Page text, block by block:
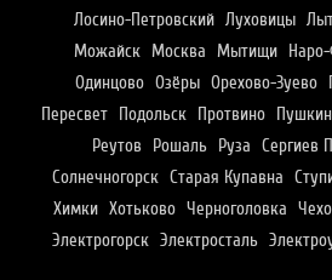
Лосино-Петровский Луховицы
Можайск Москва Мытищи
Одинцово Озёры Орехово-Зуево
Пересвет Подольск Протвино
Реутов
Рошаль Руза Сергиев
Солнечногорск Старая Купавна
Химки Хотьково Черноголовка
Электрогорск Электросталь